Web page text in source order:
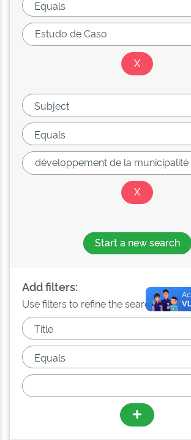
Start a new search
Add filters:
Use filters to refine the search results.